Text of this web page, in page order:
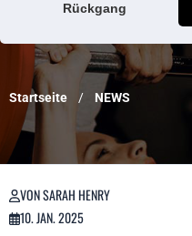
Rückgang
Startseite NEWS
VON SARAH HENRY
10. JAN. 2025